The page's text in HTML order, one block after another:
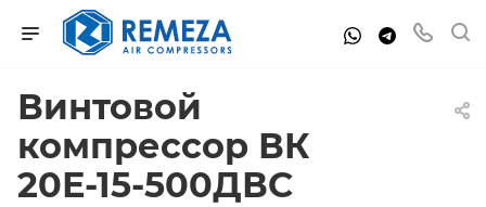
Винтовой
компрессор ВК
20Е-15-500ДВС